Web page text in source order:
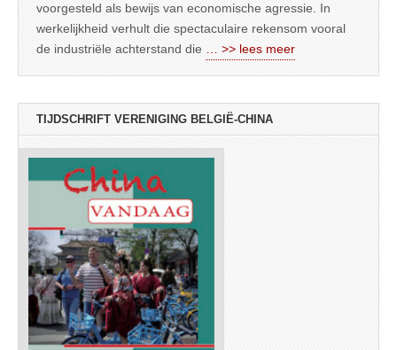
voorgesteld als bewijs van economische agressie. In
werkelijkheid verhult die spectaculaire rekensom vooral
de industriële achterstand die … >> lees meer
TIJDSCHRIFT VERENIGING BELGIË-CHINA